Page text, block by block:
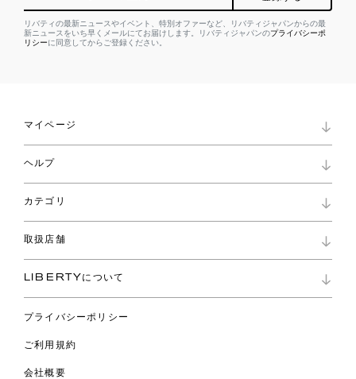
リバティの最新ニュースやイベント、特別オファーなど、リバティジャパンからの最
新ニュースをいち早くメールにてお届けします。リバティジャパンのプライバシーポ
リシーに同意してからご登録ください。
マイページ
ロイヤリティプログラム
パスワード再設定
ショッピングバッグ
ヘルプ
お問い合わせ
よくあるご質問
ご利用ガイド
カテゴリ
コレクション
ファブリックス
バッグ
ウェア
ライフスタイル
スペシャル
取扱店舗
リバティ・ファブリックス
LIBERTYについて
プライバシーポリシー
ご利用規約
会社概要